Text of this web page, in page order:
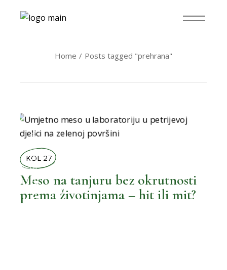
Home Posts tagged "prehrana"
BOLJA KUHINJA
BOLJI ŽIVOT
KOL 27
Meso na tanjuru bez okrutnosti
prema životinjama – hit ili mit?